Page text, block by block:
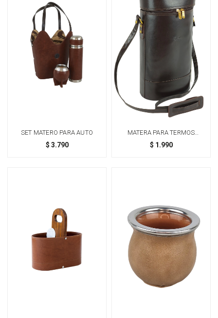
SET MATERO PARA AUTO
$ 3.790
MATERA PARA TERMOS
STANLEY
$ 1.990